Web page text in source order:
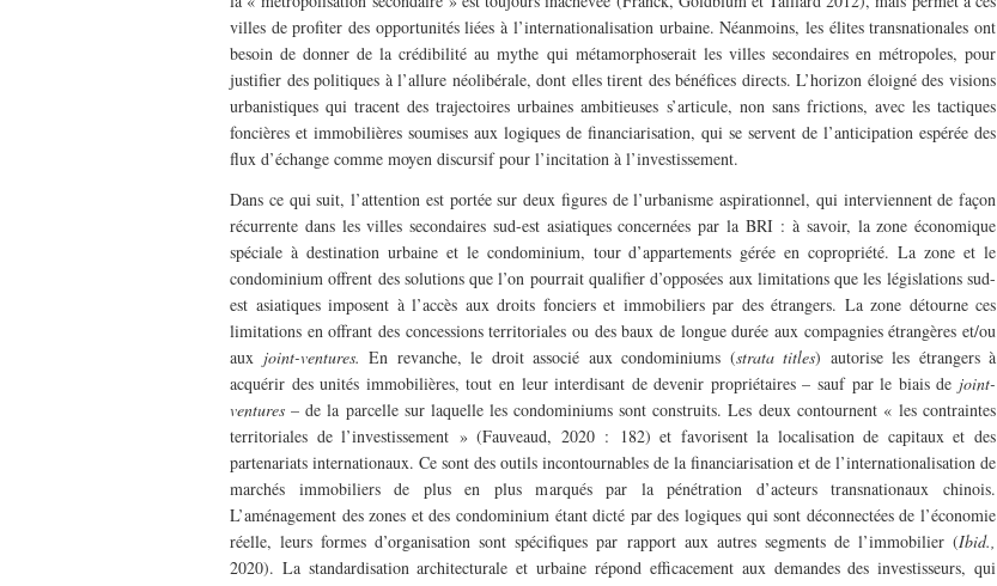
villes de profiter des opportunités liées à l’internationalisation urbaine. Néanmoins, les élites transnationales ont
besoin de donner de la crédibilité au mythe qui métamorphoserait les villes secondaires en métropoles, pour
justifier des politiques à l’allure néolibérale, dont elles tirent des bénéfices directs. L’horizon éloigné des visions
urbanistiques qui tracent des trajectoires urbaines ambitieuses s’articule, non sans frictions, avec les tactiques
foncières et immobilières soumises aux logiques de financiarisation, qui se servent de l’anticipation espérée des
flux d’échange comme moyen discursif pour l’incitation à l’investissement.
Dans ce qui suit, l’attention est portée sur deux figures de l’urbanisme aspirationnel, qui interviennent de façon
récurrente dans les villes secondaires sud-est asiatiques concernées par la BRI : à savoir, la zone économique
spéciale à destination urbaine et le condominium, tour d’appartements gérée en copropriété. La zone et le
condominium offrent des solutions que l’on pourrait qualifier d’opposées aux limitations que les législations sud-
est asiatiques imposent à l’accès aux droits fonciers et immobiliers par des étrangers. La zone détourne ces
limitations en offrant des concessions territoriales ou des baux de longue durée aux compagnies étrangères et/ou
aux joint-ventures. En revanche, le droit associé aux condominiums (strata titles) autorise les étrangers à
acquérir des unités immobilières, tout en leur interdisant de devenir propriétaires – sauf par le biais de joint-
ventures – de la parcelle sur laquelle les condominiums sont construits. Les deux contournent « les contraintes
territoriales de l’investissement » (Fauveaud, 2020 : 182) et favorisent la localisation de capitaux et des
partenariats internationaux. Ce sont des outils incontournables de la financiarisation et de l’internationalisation de
marchés immobiliers de plus en plus marqués par la pénétration d’acteurs transnationaux chinois.
L’aménagement des zones et des condominium étant dicté par des logiques qui sont déconnectées de l’économie
réelle, leurs formes d’organisation sont spécifiques par rapport aux autres segments de l’immobilier (Ibid.,
2020). La standardisation architecturale et urbaine répond efficacement aux demandes des investisseurs, qui